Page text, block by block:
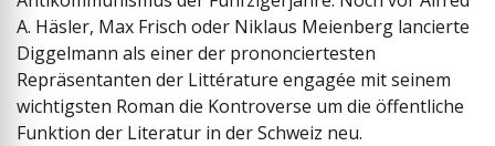
A. Häsler, Max Frisch oder Niklaus Meienberg lancierte
Diggelmann als einer der prononciertesten
Repräsentanten der Littérature engagée mit seinem
wichtigsten Roman die Kontroverse um die öffentliche
Funktion der Literatur in der Schweiz neu.